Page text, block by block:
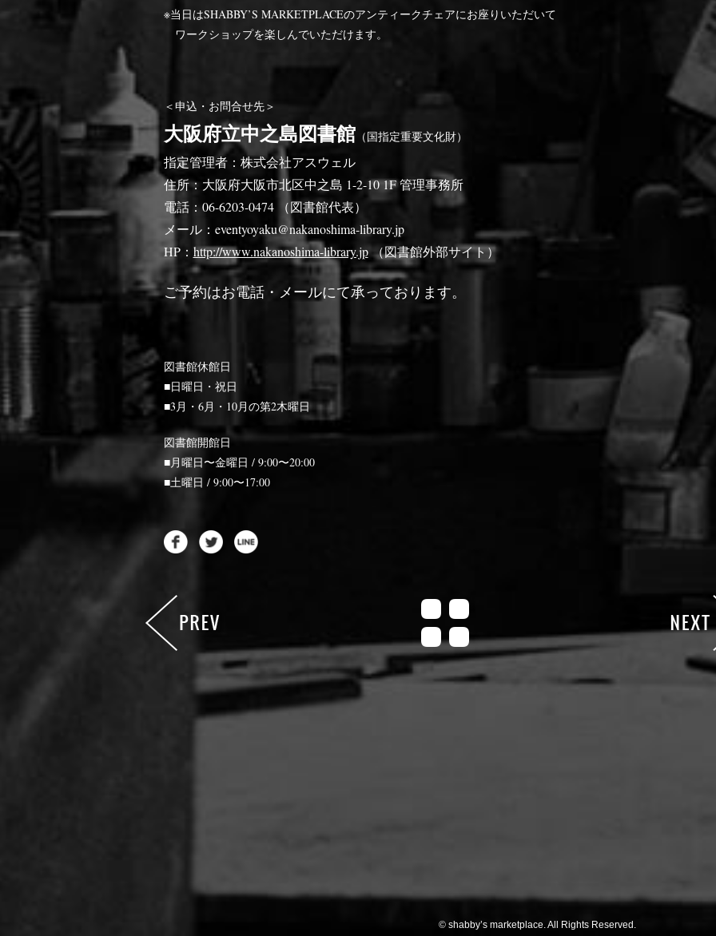
※当日はSHABBY’S MARKETPLACEのアンティークチェアにお座りいただいて
ワークショップを楽しんでいただけます。
＜申込・お問合せ先＞
大阪府立中之島図書館 （国指定重要文化財）
指定管理者：株式会社アスウェル
住所：大阪府大阪市北区中之島 1-2-10 1F 管理事務所
電話：06-6203-0474 （図書館代表）
メール：eventyoyaku@nakanoshima-library.jp
HP： http://www.nakanoshima-library.jp（図書館外部サイト）
ご予約はお電話・メールにて承っております。
図書館休館日
■日曜日・祝日
■3月・6月・10月の第2木曜日
図書館開館日
■月曜日〜金曜日 / 9:00〜20:00
■土曜日 / 9:00〜17:00
© shabby’s marketplace. All Rights Reserved.